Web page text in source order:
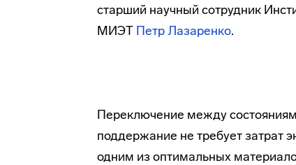
старший научный сотрудник
МИЭТ Петр Лазаренко.
Переключение между
поддержание не требует затрат
одним из оптимальных